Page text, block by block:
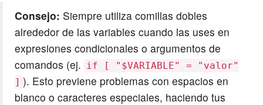
Consejo: Siempre utiliza comillas dobles
alrededor de las variables cuando las uses en
expresiones condicionales o argumentos de
comandos (ej.
if [ "$VARIABLE" = "valor"
] ). Esto previene problemas con espacios en
blanco o caracteres especiales, haciendo tus